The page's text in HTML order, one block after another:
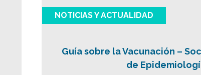
NOTICIAS Y ACTUALIDAD
Guía sobre la Vacunación –
de